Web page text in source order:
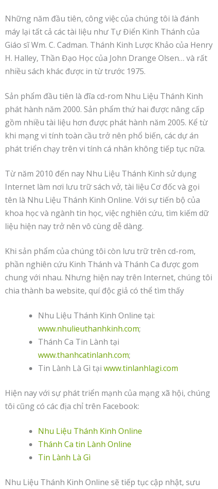
Những năm đầu tiên, công việc của chúng tôi là đánh
máy lại tất cả các tài liệu như Tự Điển Kinh Thánh của
Giáo sĩ Wm. C. Cadman. Thánh Kinh Lược Khảo của Henry
H. Halley, Thần Đạo Học của John Drange Olsen… và rất
nhiều sách khác được in từ trước 1975.
Sản phẩm đầu tiên là đĩa cd-rom Nhu Liệu Thánh Kinh
phát hành năm 2000. Sản phẩm thứ hai được nâng cấp
gồm nhiều tài liệu hơn được phát hành năm 2005. Kể từ
khi mạng vi tính toàn cầu trở nên phổ biến, các dự án
phát triển chạy trên vi tính cá nhân không tiếp tục nữa.
Từ năm 2010 đến nay Nhu Liệu Thánh Kinh sử dụng
Internet làm nơi lưu trữ sách vở, tài liệu Cơ đốc và gọi
tên là Nhu Liệu Thánh Kinh Online. Với sự tiến bộ của
khoa học và ngành tin học, việc nghiên cứu, tìm kiếm dữ
liệu hiện nay trở nên vô cùng dễ dàng.
Khi sản phẩm của chúng tôi còn lưu trữ trên cd-rom,
phần nghiên cứu Kinh Thánh và Thánh Ca được gom
chung với nhau. Nhưng hiện nay trên Internet, chúng tôi
chia thành ba website, quí độc giả có thể tìm thấy
Nhu Liệu Thánh Kinh Online tại:
www.nhulieuthanhkinh.com;
Thánh Ca Tin Lành tại
www.thanhcatinlanh.com;
Tin Lành Là Gì tại www.tinlanhlagi.com
Hiện nay với sự phát triển mạnh của mạng xã hội, chúng
tôi cũng có các địa chỉ trên Facebook:
Nhu Liệu Thánh Kinh Online
Thánh Ca tin Lành Online
Tin Lành Là Gì
Nhu Liệu Thánh Kinh Online sẽ tiếp tục cập nhật, sưu